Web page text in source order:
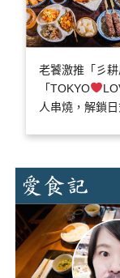
老饕激推「彡
「TOKYO
人串燒，解鎖